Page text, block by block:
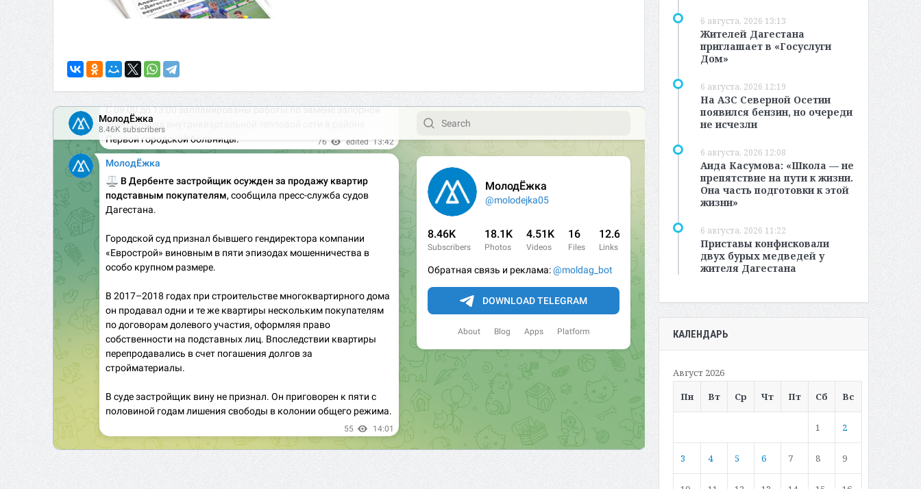
6 августа, 2026 13:13
Жителей Дагестана
приглашает в «Госуслуги
Дом»
6 августа, 2026 12:19
На АЗС Северной Осетии
появился бензин, но очереди
не исчезли
6 августа, 2026 12:08
Аида Касумова: «Школа — не
препятствие на пути к жизни.
Она часть подготовки к этой
жизни»
6 августа, 2026 11:22
Приставы конфисковали
двух бурых медведей у
жителя Дагестана
КАЛЕНДАРЬ
Август 2026
Пн
Вт Ср Чт Пт Сб Вс
1 2
3 4 5 6 7 8 9